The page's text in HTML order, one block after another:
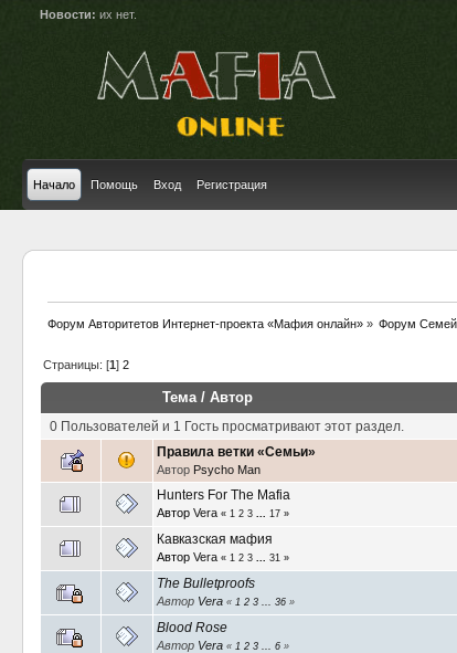
Новости: их нет.
Начало Помощь Вход Регистрация
Форум Авторитетов Интернет-проекта «Мафия онлайн»» Форум
Страницы: [1] 2
Тема/ Автор
0 Пользователей и 1 Гость просматривают этот раздел.
Правила ветки «Семьи»
Автор Psycho Man
Hunters For The Mafia
Автор Vera « 1 2 3 17»
Кавказская мафия
Автор Vera « 1 2 3 31 »
The Bulletproofs
Автор Vera « 1 2 3 36»
Blood Rose
Автор Vera « 1 2 3 6»